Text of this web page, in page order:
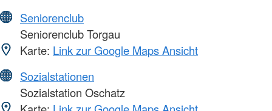
Seniorenclub
Seniorenclub Torgau
Karte: Link zur Google Maps Ansicht
Sozialstationen
Sozialstation Oschatz